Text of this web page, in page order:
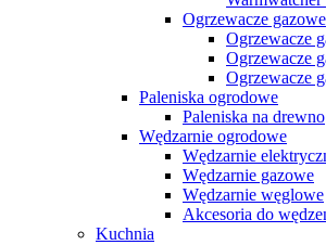
Ogrzewacze gazowe
Ogrzewacze
Ogrzewacze
Ogrzewacze
Paleniska ogrodowe
Paleniska na drewno
Wędzarnie ogrodowe
Wędzarnie
Wędzarnie gazowe
Wędzarnie węglowe
Akcesoria do
Kuchnia